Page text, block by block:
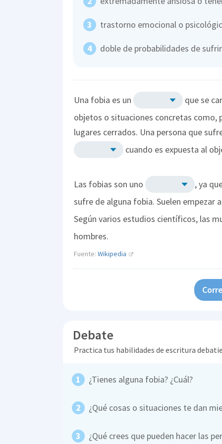
trastorno emocional o
doble de probabilidades de
Una fobia es un
que se
objetos o situaciones concretas como,
lugares cerrados. Una persona que
cuando es expuesta al
Las fobias son uno
, ya
sufre de alguna fobia. Suelen empezar
Según varios estudios científicos, las
hombres.
Fuente: Wikipedia
Debate
Practica tus habilidades de escritura
¿Tienes alguna fobia? ¿Cuál?
¿Qué cosas o situaciones te dan
¿Qué crees que pueden hacer las